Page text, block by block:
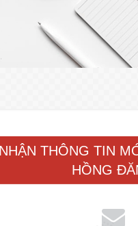
THÔNG TIN
HỒNG